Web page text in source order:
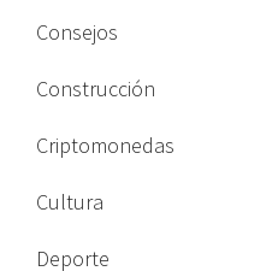
Consejos
Construcción
Criptomonedas
Cultura
Deporte